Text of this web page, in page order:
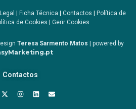
| Ficha Técnica | Contactos | Política de
de Cookies | Gerir Cookies
Teresa Sarmento Matos | powered by
Contactos